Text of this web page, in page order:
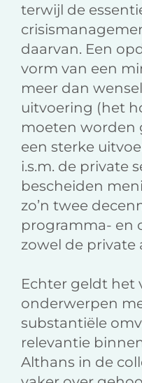
terwijl de
daarvan. Een
vorm van een
meer dan
uitvoering (het
moeten worden
een sterke
i.s.m. de private
bescheiden
zo’n twee
programma- en
zowel de private
Echter geldt het
onderwerpen
substantiële
relevantie
Althans in de